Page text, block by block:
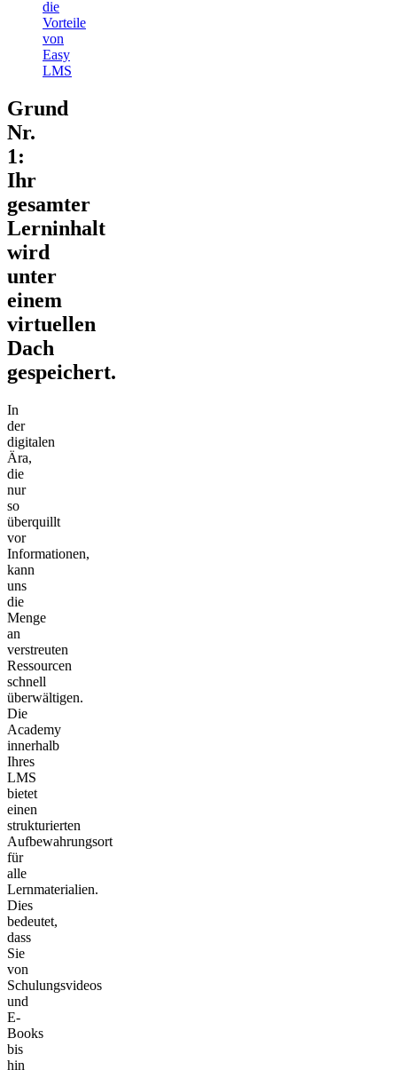
die
Vorteile
von
Easy
LMS
Grund
Nr.
1:
Ihr
gesamter
Lerninhalt
wird
unter
einem
virtuellen
Dach
gespeichert.
In
der
digitalen
Ära,
die
nur
so
überquillt
vor
Informationen,
kann
uns
die
Menge
an
verstreuten
Ressourcen
schnell
überwältigen.
Die
Academy
innerhalb
Ihres
LMS
bietet
einen
strukturierten
Aufbewahrungsort
für
alle
Lernmaterialien.
Dies
bedeutet,
dass
Sie
von
Schulungsvideos
und
E-
Books
bis
hin